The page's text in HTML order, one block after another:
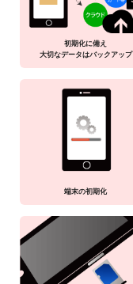
初期化に備え
大切なデータはバックアップ
端末の初期化